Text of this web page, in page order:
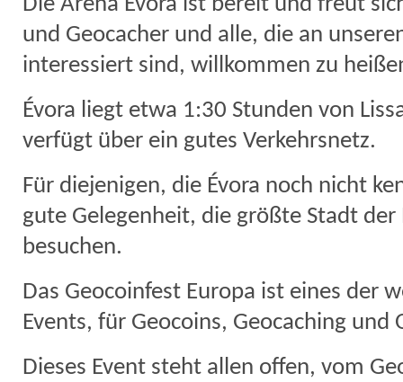
Die Arena Évora ist bereit und freut
und Geocacher und alle, die an
interessiert sind, willkommen zu
Évora liegt etwa 1:30 Stunden von
verfügt über ein gutes Verkehrsnetz.
Für diejenigen, die Évora noch nicht
gute Gelegenheit, die größte Stadt der
besuchen.
Das Geocoinfest Europa ist eines der
Events, für Geocoins, Geocaching
Dieses Event steht allen offen, vom